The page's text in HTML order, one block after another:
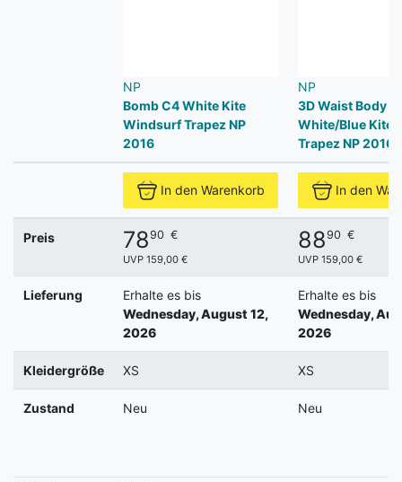
NP
Bomb C4 White Kite
Windsurf Trapez NP
2016
NP
3D Waist Body
White/Blue Kite
Trapez NP 2016
In den Warenkorb In den
Preis 7890 €
UVP 159,00 €
8890 €
UVP 159,00 €
Lieferung
Erhalte es bis
Wednesday, August 12,
2026
Erhalte es bis
Wednesday,
2026
Kleidergröße XS XS
Zustand Neu Neu